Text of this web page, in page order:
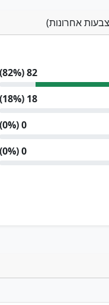
82 (82%)
18 (18%)
0 (0%)
0 (0%)